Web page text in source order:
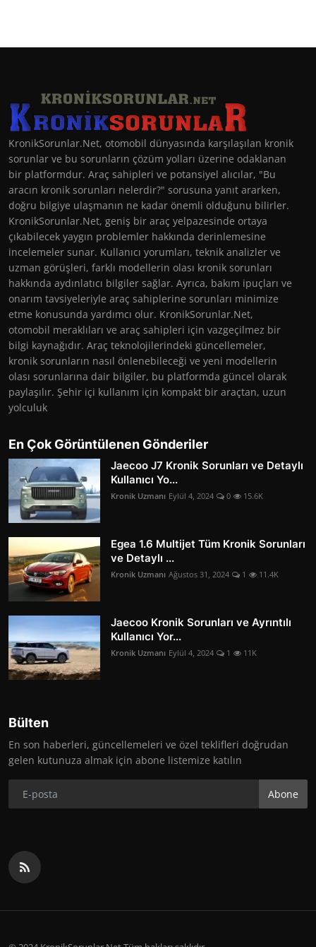
KronikSorunlar.Net, otomobil dünyasında karşılaşılan kronik
sorunlar ve bu sorunların çözüm yolları üzerine odaklanan
bir platformdur. Araç sahipleri ve potansiyel alıcılar, "Bu
aracın kronik sorunları nelerdir?" sorusuna yanıt ararken,
doğru bilgiye ulaşmanın ne kadar önemli olduğunu bilirler.
KronikSorunlar.Net, geniş bir araç yelpazesinde ortaya
çıkabilecek yaygın problemler hakkında derinlemesine
incelemeler sunar. Kullanıcı yorumları, teknik analizler ve
uzman görüşleri, farklı modellerin olası kronik sorunları
hakkında aydınlatıcı bilgiler sağlar. Ayrıca, bakım ipuçları ve
onarım tavsiyeleriyle araç sahiplerine sorunları minimize
etme konusunda yardımcı olur. KronikSorunlar.Net,
otomobil meraklıları ve araç sahipleri için vazgeçilmez bir
bilgi kaynağıdır. Araç teknolojilerindeki güncellemeler,
kronik sorunların nasıl önlenebileceği ve yeni modellerin
olası sorunlarına dair bilgiler, bu platformda güncel olarak
paylaşılır. Şehir içi kullanım için kompakt bir araçtan, uzun
yolculuk
En Çok Görüntülenen Gönderiler
Jaecoo J7 Kronik Sorunları ve Detaylı
Kullanıcı Yo...
Kronik Uzmanı Eylül 4, 2024 0 15.6K
Egea 1.6 Multijet Tüm Kronik Sorunları
ve Detaylı ...
Kronik Uzmanı Ağustos 31, 2024 1 11.4K
Jaecoo Kronik Sorunları ve Ayrıntılı
Kullanıcı Yor...
Kronik Uzmanı Eylül 4, 2024 1 11K
Bülten
En son haberleri, güncellemeleri ve özel teklifleri doğrudan
gelen kutunuza almak için abone listemize katılın
Abone